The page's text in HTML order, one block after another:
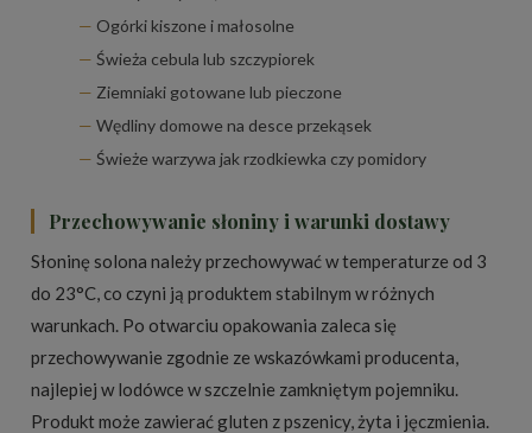
Ogórki kiszone i małosolne
Świeża cebula lub szczypiorek
Ziemniaki gotowane lub pieczone
Wędliny domowe na desce przekąsek
Świeże warzywa jak rzodkiewka czy pomidory
Przechowywanie słoniny i warunki dostawy
Słoninę solona należy przechowywać w temperaturze od 3
do 23°C, co czyni ją produktem stabilnym w różnych
warunkach. Po otwarciu opakowania zaleca się
przechowywanie zgodnie ze wskazówkami producenta,
najlepiej w lodówce w szczelnie zamkniętym pojemniku.
Produkt może zawierać gluten z pszenicy, żyta i jęczmienia.